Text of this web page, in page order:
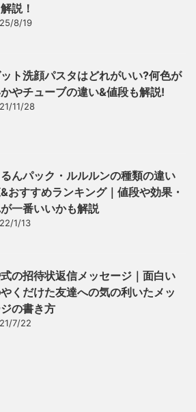
説！
8/19
ト洗顔パスタはどれがいい?何色が
やチューブの違い&値段も解説!
11/28
んパック・ルルルンの種類の違い
おすすめランキング｜値段や効果・
一番いいかも解説
1/13
の招待状返信メッセージ｜面白い
くだけた友達への気の利いたメッ
の書き方
7/22